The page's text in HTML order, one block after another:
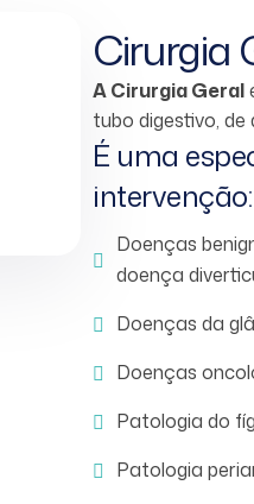
Cirurgia
A Cirurgia Geral
tubo digestivo,
É uma
intervenção:
Doenças
doença
Doenças da
Doenças
Patologia do
Patologia